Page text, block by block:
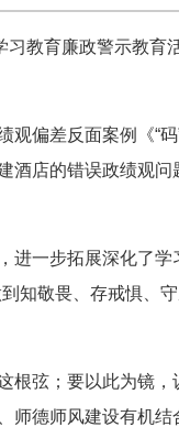
教育廉政警示教育
观偏差反面案例《“
酒店的错误政绩观
进一步拓展深化了
知敬畏、存戒惧、
根弦；要以此为镜
师德师风建设有机